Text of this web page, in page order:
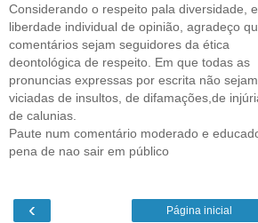
Considerando o respeito pala diversidade,
liberdade individual de opinião, agradeço
comentários sejam seguidores da ética
deontológica de respeito. Em que todas as
pronuncias expressas por escrita não sejam
viciadas de insultos, de difamações,de
de calunias.
Paute num comentário moderado e
pena de nao sair em público
‹ Página inicial